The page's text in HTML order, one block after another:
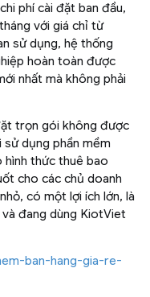
phí cài đặt ban đầu,
với giá chỉ từ
sử dụng, hệ thống
hoàn toàn được
nhất mà không phải
trọn gói không được
dụng phần mềm
thức thuê bao
cho các chủ doanh
có một lợi ích lớn, là
đang dùng KiotViet
ban-hang-gia-re-